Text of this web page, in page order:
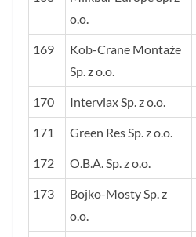
o.o.
169
Kob-Crane Montaże
Sp. z o.o.
170 Interviax Sp. z o.o.
171 Green Res Sp. z o.o.
172 O.B.A. Sp. z o.o.
173
Bojko-Mosty Sp. z
o.o.